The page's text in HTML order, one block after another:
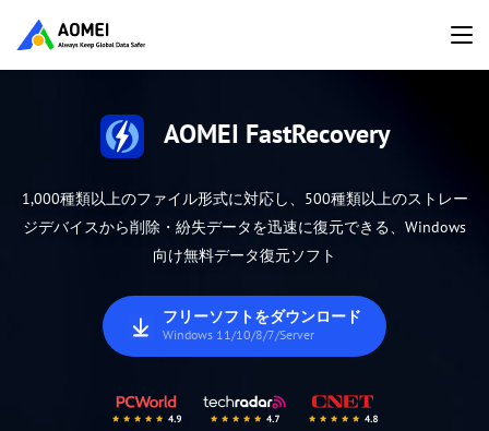
AOMEI FastRecovery
1,000種類以上のファイル形式に対応し、500種類以上のストレー
ジデバイスから削除・紛失データを迅速に復元できる、Windows
向け無料データ復元ソフト
フリーソフトをダウンロード
Windows 11/10/8/7/Server